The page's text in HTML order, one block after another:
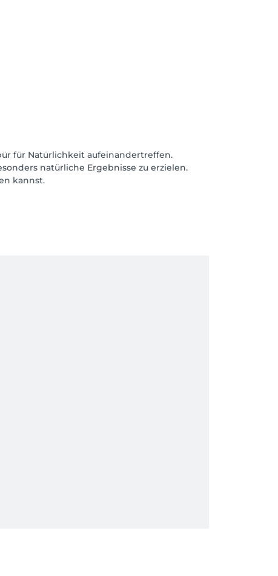
Rechnung, da ich die Lücke so kurzfristig
für Natürlichkeit aufeinandertreffen.
natürliche Ergebnisse zu erzielen.
kannst.